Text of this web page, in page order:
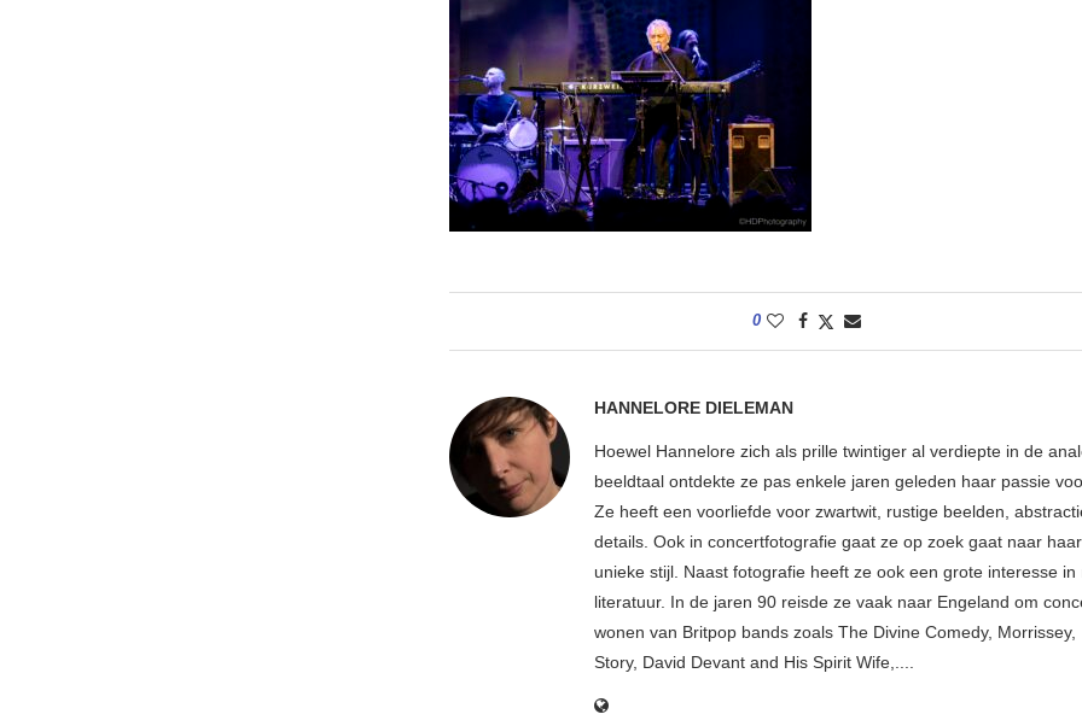
0
HANNELORE DIELEMAN
Hoewel Hannelore zich als prille twintiger al verdiepte in de
beeldtaal ontdekte ze pas enkele jaren geleden haar passie
Ze heeft een voorliefde voor zwartwit, rustige beelden,
details. Ook in concertfotografie gaat ze op zoek gaat naar
unieke stijl. Naast fotografie heeft ze ook een grote interesse in
literatuur. In de jaren 90 reisde ze vaak naar Engeland om
wonen van Britpop bands zoals The Divine Comedy, Morrissey,
Story, David Devant and His Spirit Wife,....